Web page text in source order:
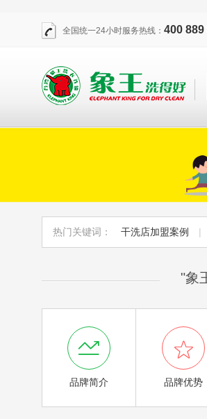
全国统一24小时服务热线： 400 889
热门关键词： 干洗店加盟案例 |
"象

品牌简介

品牌优势